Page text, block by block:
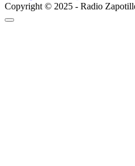
Copyright © 2025 - Radio